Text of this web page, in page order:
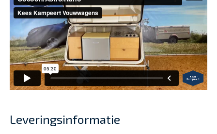
Leveringsinformatie